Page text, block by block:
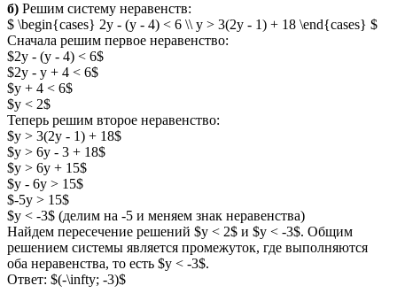
б) Решим систему неравенств:
$ \begin{cases} 2y - (y - 4) < 6 \\ y > 3(2y - 1) + 18 \end{cases} $
Сначала решим первое неравенство:
$2y - (y - 4) < 6$
$2y - y + 4 < 6$
$y + 4 < 6$
$y < 2$
Теперь решим второе неравенство:
$y > 3(2y - 1) + 18$
$y > 6y - 3 + 18$
$y > 6y + 15$
$y - 6y > 15$
$-5y > 15$
$y < -3$ (делим на -5 и меняем знак неравенства)
Найдем пересечение решений $y < 2$ и $y < -3$. Общим
решением системы является промежуток, где выполняются
оба неравенства, то есть $y < -3$.
Ответ: $(-\infty; -3)$